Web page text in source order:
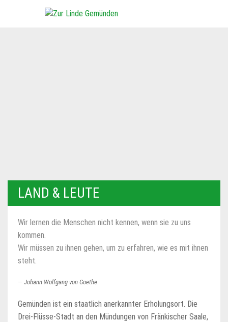
LAND & LEUTE
Wir lernen die Menschen nicht kennen, wenn sie zu uns
kommen.
Wir müssen zu ihnen gehen, um zu erfahren, wie es mit ihnen
steht.
Johann Wolfgang von Goethe
Gemünden ist ein staatlich anerkannter Erholungsort. Die
Drei-Flüsse-Stadt an den Mündungen von Fränkischer Saale,